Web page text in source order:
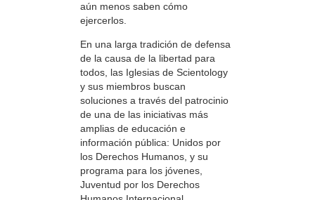
aún menos saben cómo
ejercerlos.
En una larga tradición de defensa
de la causa de la libertad para
todos, las Iglesias de Scientology
y sus miembros buscan
soluciones a través del patrocinio
de una de las iniciativas más
amplias de educación e
información pública: Unidos por
los Derechos Humanos, y su
programa para los jóvenes,
Juventud por los Derechos